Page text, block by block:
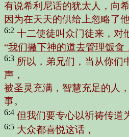
有说希利尼话的犹太人，向
因为在天天的供给上忽略了
6:2 十二使徒叫众门徒来，对
“我们撇下神的道去管理饭食
6:3 所以，弟兄们，当从你们
声，
被圣灵充满，智慧充足的人
事。
6:4 但我们要专心以祈祷传道
6:5 大众都喜悦这话，